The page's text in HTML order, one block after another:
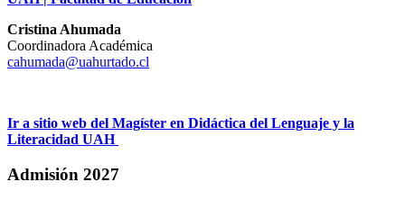
Cristina Ahumada
Coordinadora Académica
cahumada@uahurtado.cl
Ir a sitio web del Magíster en Didáctica del Lenguaje y la
Literacidad UAH
Admisión 2027